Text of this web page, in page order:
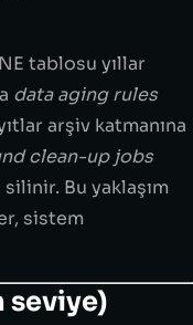
tablosu yıllar
data aging rules
arşiv katmanına
clean-up jobs
silinir. Bu yaklaşım
sistem
seviye)